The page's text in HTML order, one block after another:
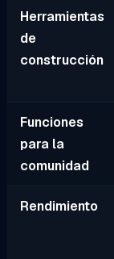
Herramientas
de
construcción
Funciones
para la
comunidad
Rendimiento